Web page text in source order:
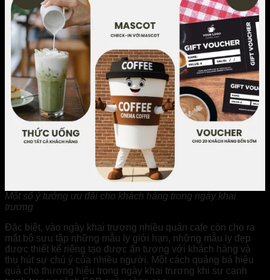
Một số ý tưởng ưu đãi cho khách hàng trong ngày khai
trương
Đặc biệt, vào ngày khai trương nhiều quán cafe còn cho ra
mắt bộ sưu tập những mẫu ly giới hạn, những mẫu ly đẹp
được thiết kế riêng tạo được ấn tượng với khách hàng và
thu hút sự chú ý của nhiều người. Một cách quảng bá hiệu
quả cho thương hiệu trong ngày khai trương khi sự cạnh